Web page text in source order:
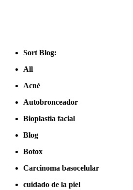
Sort Blog:
All
Acné
Autobronceador
Bioplastia facial
Blog
Botox
Carcinoma basocelular
cuidado de la piel